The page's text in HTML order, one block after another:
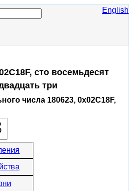
English
сто восемьдесят
три
числа 180623, 0x02C18F,